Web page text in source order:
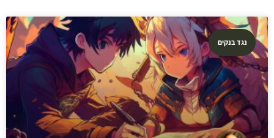
נגד בנקים